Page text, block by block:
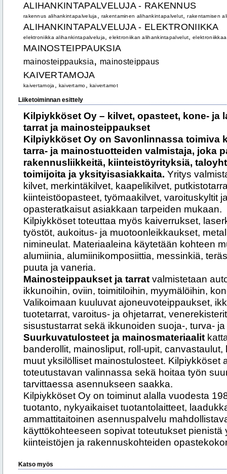
ALIHANKINTAPALVELUJA - RAKENNUS
rakennus alihankintapalveluja rakentaminen alihankintapalvelut ,rakentamisen
ALIHANKINTAPALVELUJA - ELEKTRONIIKKA
elektroniikka alihankintapalveluja ,elektroniikan alihankintapalvelut ,elektroniikkaa
MAINOSTEIPPAUKSIA
mainosteippauksia, mainosteippaus
KAIVERTAMOJA
kaivertamoja kaivertamo kaivertamot
Liiketoiminnan esittely
Kilpiykköset Oy – kilvet, opasteet, kone- ja
tarrat ja mainosteippaukset
Kilpiykköset Oy on Savonlinnassa toimiva
tarra- ja mainostuotteiden valmistaja, joka
rakennusliikkeitä, kiinteistöyrityksiä,
toimijoita ja yksityisasiakkaita. Yritys
kilvet, merkintäkilvet, kaapelikilvet,
kiinteistöopasteet, työmaakilvet, varoituskyltit
opasteratkaisut asiakkaan tarpeiden mukaan.
Kilpiykköset toteuttaa myös kaiverrukset,
työstöt, aukoitus- ja muotoonleikkaukset,
nimineulat. Materiaaleina käytetään kohteen
alumiinia, alumiinikomposiittia, messinkiä,
puuta ja vaneria.
Mainosteippaukset ja tarrat valmistetaan
ikkunoihin, oviin, toimitiloihin, myymälöihin,
Valikoimaan kuuluvat ajoneuvoteippaukset,
tuotetarrat, varoitus- ja ohjetarrat,
sisustustarrat sekä ikkunoiden suoja-, turva-
Suurkuvatulosteet ja mainosmateriaalit
banderollit, mainosliput, roll-upit,
muut yksilölliset mainostulosteet. Kilpiykköset
toteutustavan valinnassa sekä hoitaa työn
tarvittaessa asennukseen saakka.
Kilpiykköset Oy on toiminut alalla vuodesta
tuotanto, nykyaikaiset tuotantolaitteet,
ammattitaitoinen asennuspalvelu
käyttökohteeseen sopivat toteutukset pienistä
kiinteistöjen ja rakennuskohteiden
Katso myös